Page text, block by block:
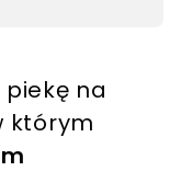
na
którym